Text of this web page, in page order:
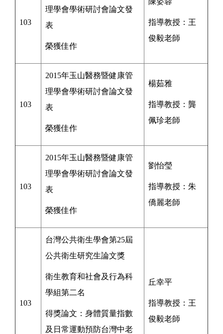
103
理學會學術研討會論文發
表
榮獲佳作
指導教授：王
俊毅老師
103
2015年玉山醫務暨健康管
理學會學術研討會論文發
表
榮獲佳作
楊茹雅
指導教授： 龔
佩珍老師
103
2015年玉山醫務暨健康管
理學會學術研討會論文發
表
榮獲佳作
劉怡瑩
指導教授： 朱
僑麗老師
103
台灣公共衛生學會第25屆
公共衛生研究生論文獎
衛生教育和社會及行為科
學組第二名
得獎論文：身體質量指數
及日常運動預防台灣中老
丘幸平
指導教授：王
俊毅老師